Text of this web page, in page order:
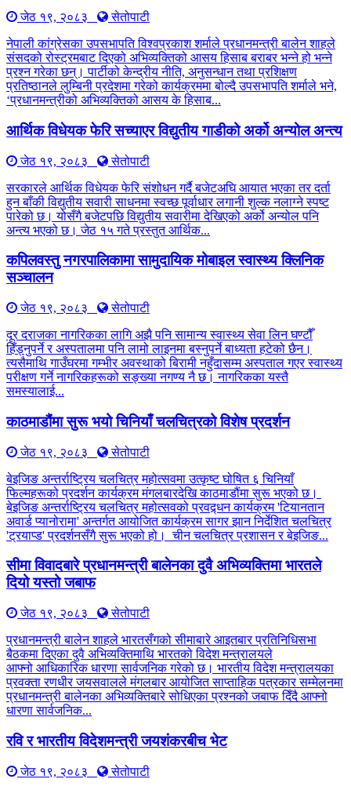
जेठ १९, २०८३
सेतोपाटी
नेपाली कांग्रेसका उपसभापति विश्वप्रकाश शर्माले प्रधानमन्त्री बालेन शाहले
संसदको रोस्ट्रमबाट दिएको अभिव्यक्तिको आसय हिसाब बराबर भन्ने हो भन्ने
प्रश्न गरेका छन्। पार्टीको केन्द्रीय नीति, अनुसन्धान तथा प्रशिक्षण
प्रतिष्ठानले लुम्बिनी प्रदेशमा गरेको कार्यक्रममा बोल्दै उपसभापति शर्माले भने,
‘प्रधानमन्त्रीको अभिव्यक्तिको आसय के हिसाब...
आर्थिक विधेयक फेरि सच्याएर विद्युतीय गाडीको अर्को अन्योल अन्त्य
जेठ १९, २०८३
सेतोपाटी
सरकारले आर्थिक विधेयक फेरि संशोधन गर्दै बजेटअघि आयात भएका तर दर्ता
हुन बाँकी विद्युतीय सवारी साधनमा स्वच्छ पूर्वाधार लगानी शुल्क नलाग्ने स्पष्ट
पारेको छ। योसँगै बजेटपछि विद्युतीय सवारीमा देखिएको अर्को अन्योल पनि
अन्त्य भएको छ। जेठ १५ गते प्रस्तुत आर्थिक...
कपिलवस्तु नगरपालिकामा सामुदायिक मोबाइल स्वास्थ्य क्लिनिक
सञ्चालन
जेठ १९, २०८३
सेतोपाटी
दूर दराजका नागरिकका लागि अझै पनि सामान्य स्वास्थ्य सेवा लिन घण्टौँ
हिँड्नुपर्ने र अस्पतालमा पनि लामो लाइनमा बस्नुपर्ने बाध्यता हटेको छैन।
त्यसैमाथि गाउँघरमा गम्भीर अवस्थाको बिरामी नहुँदासम्म अस्पताल गएर स्वास्थ्य
परीक्षण गर्ने नागरिकहरूको सङ्ख्या नगण्य नै छ। नागरिकका यस्तै
समस्यालाई...
काठमाडौंमा सुरू भयो चिनियाँ चलचित्रको विशेष प्रदर्शन
जेठ १९, २०८३
सेतोपाटी
बेइजिङ अन्तर्राष्ट्रिय चलचित्र महोत्सवमा उत्कृष्ट घोषित ६ चिनियाँ
फिल्महरूको प्रदर्शन कार्यक्रम मंगलबारदेखि काठमाडौंमा सुरू भएको छ।
बेइजिङ अन्तर्राष्ट्रिय चलचित्र महोत्सवको प्रवद्र्धन कार्यक्रम 'टियानतान
अवार्ड प्यानोरामा' अन्तर्गत आयोजित कार्यक्रम सागर झान निर्देशित चलचित्र
'ट्रयाप्ड' प्रदर्शनसँगै सुरू भएको हो। चीन चलचित्र प्रशासन र बेइजिङ...
सीमा विवादबारे प्रधानमन्त्री बालेनका दुवै अभिव्यक्तिमा भारतले
दियो यस्तो जबाफ
जेठ १९, २०८३
सेतोपाटी
प्रधानमन्त्री बालेन शाहले भारतसँगको सीमाबारे आइतबार प्रतिनिधिसभा
बैठकमा दिएका दुवै अभिव्यक्तिमाथि भारतको विदेश मन्त्रालयले
आफ्नो आधिकारिक धारणा सार्वजनिक गरेको छ। भारतीय विदेश मन्त्रालयका
प्रवक्ता रणधीर जयसवालले मंगलबार आयोजित साप्ताहिक पत्रकार सम्मेलनमा
प्रधानमन्त्री बालेनका अभिव्यक्तिबारे सोधिएका प्रश्नको जबाफ दिँदै आफ्नो
धारणा सार्वजनिक...
रवि र भारतीय विदेशमन्त्री जयशंकरबीच भेट
जेठ १९, २०८३
सेतोपाटी